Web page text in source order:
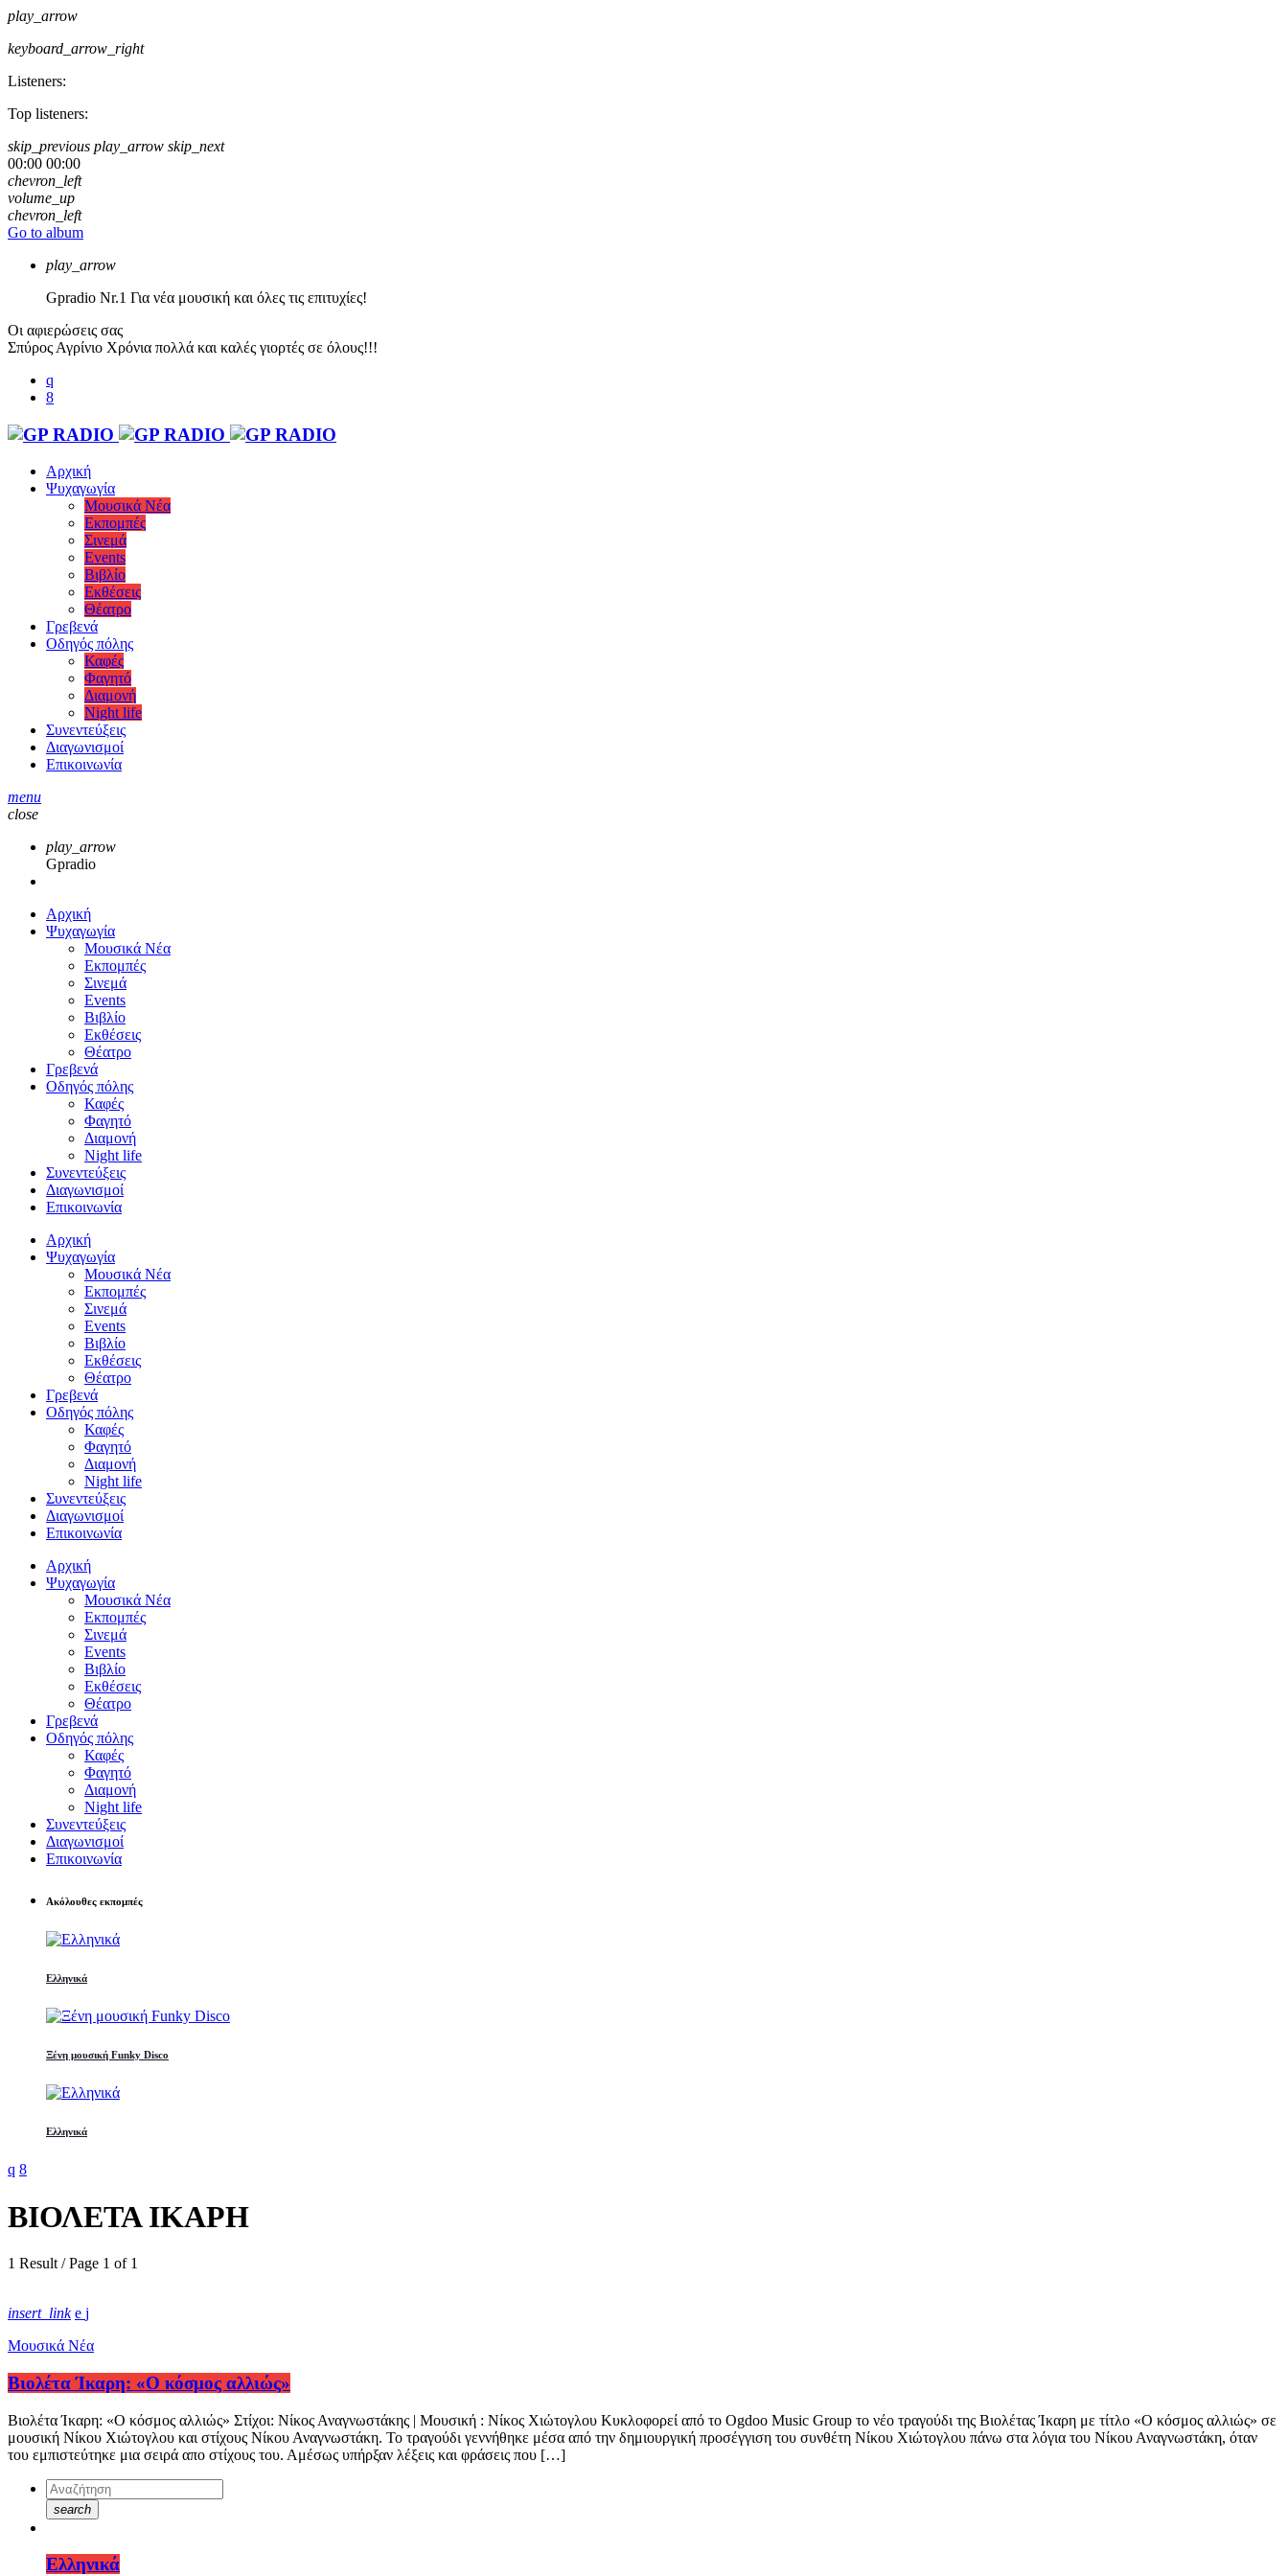
play_arrow
keyboard_arrow_right
Listeners:
Top listeners:
skip_previous play_arrow skip_next
00:00 00:00
chevron_left
volume_up
chevron_left
Go to album
play_arrow
Gpradio Nr.1 Για νέα μουσική και όλες τις επιτυχίες!
Οι αφιερώσεις σας
Σπύρος Αγρίνιο Χρόνια πολλά και καλές γιορτές σε όλους!!!
Αρχική
Ψυχαγωγία
Μουσικά Νέα
Εκπομπές
Σινεμά
Events
Βιβλίο
Εκθέσεις
Θέατρο
Γρεβενά
Οδηγός πόλης
Καφές
Φαγητό
Διαμονή
Night life
Συνεντεύξεις
Διαγωνισμοί
Επικοινωνία
menu
close
play_arrow
Gpradio
Αρχική
Ψυχαγωγία
Μουσικά Νέα
Εκπομπές
Σινεμά
Events
Βιβλίο
Εκθέσεις
Θέατρο
Γρεβενά
Οδηγός πόλης
Καφές
Φαγητό
Διαμονή
Night life
Συνεντεύξεις
Διαγωνισμοί
Επικοινωνία
Αρχική
Ψυχαγωγία
Μουσικά Νέα
Εκπομπές
Σινεμά
Events
Βιβλίο
Εκθέσεις
Θέατρο
Γρεβενά
Οδηγός πόλης
Καφές
Φαγητό
Διαμονή
Night life
Συνεντεύξεις
Διαγωνισμοί
Επικοινωνία
Αρχική
Ψυχαγωγία
Μουσικά Νέα
Εκπομπές
Σινεμά
Events
Βιβλίο
Εκθέσεις
Θέατρο
Γρεβενά
Οδηγός πόλης
Καφές
Φαγητό
Διαμονή
Night life
Συνεντεύξεις
Διαγωνισμοί
Επικοινωνία
Ακόλουθες εκπομπές
Ελληνικά
Ξένη μουσική Funky Disco
Ελληνικά
ΒΙΟΛΕΤΑ ΙΚΑΡΗ
1 Result / Page 1 of 1
insert_link
Μουσικά Νέα
Βιολέτα Ίκαρη: «Ο κόσμος αλλιώς»
Βιολέτα Ίκαρη: «Ο κόσμος αλλιώς» Στίχοι: Νίκος Αναγνωστάκης | Μουσική : Νίκος Χιώτογλου Κυκλοφορεί από το Ogdoo Music Group το νέο τραγούδι της Βιολέτας Ίκαρη με τίτλο «Ο κόσμος αλλιώς» σε
μουσική Νίκου Χιώτογλου και στίχους Νίκου Αναγνωστάκη. Το τραγούδι γεννήθηκε μέσα από την δημιουργική προσέγγιση του συνθέτη Νίκου Χιώτογλου πάνω στα λόγια του Νίκου Αναγνωστάκη, όταν
του εμπιστεύτηκε μια σειρά απο στίχους του. Αμέσως υπήρξαν λέξεις και φράσεις που […]
search
Ελληνικά